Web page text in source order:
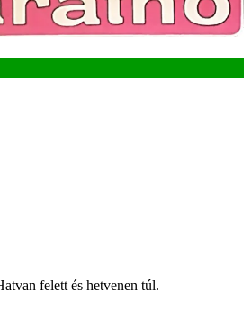
felett és hetvenen túl.